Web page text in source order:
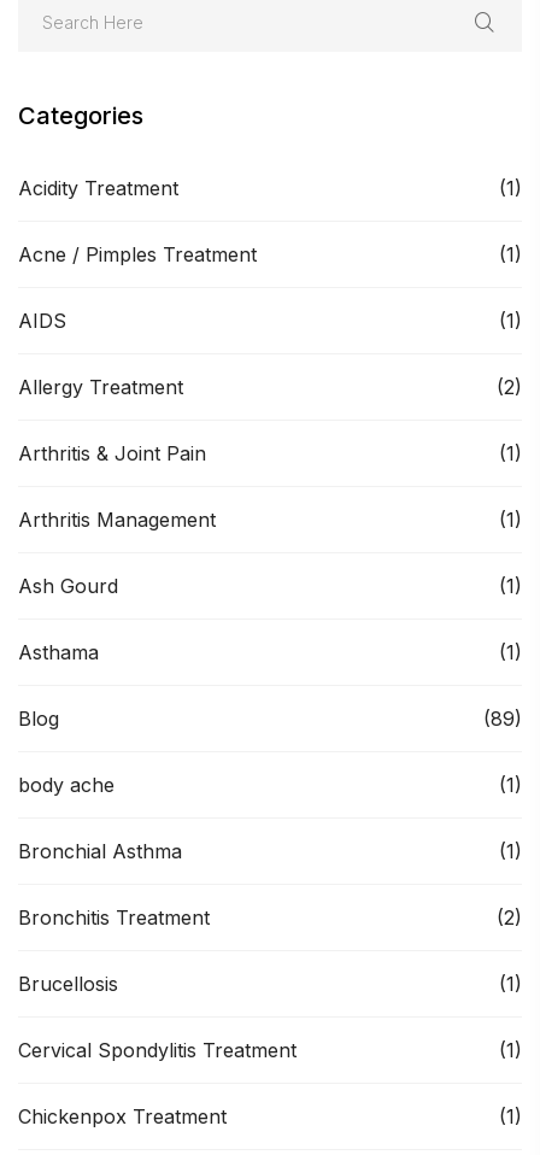
Categories
Acidity Treatment (1)
Acne / Pimples Treatment (1)
AIDS (1)
Allergy Treatment (2)
Arthritis & Joint Pain (1)
Arthritis Management (1)
Ash Gourd (1)
Asthama (1)
Blog (89)
body ache (1)
Bronchial Asthma (1)
Bronchitis Treatment (2)
Brucellosis (1)
Cervical Spondylitis Treatment (1)
Chickenpox Treatment (1)